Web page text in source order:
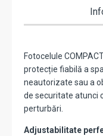
Fotocelule
protecție fiabilă a
neautorizate sau a
de securitate atunci
perturbări.
Adjustabilitate